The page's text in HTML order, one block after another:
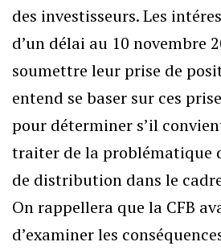
des investisseurs. Les
d’un délai au 10 novembre
soumettre leur prise de
entend se baser sur ces
pour déterminer s’il
traiter de la problématique
de distribution dans le
On rappellera que la CFB
d’examiner les